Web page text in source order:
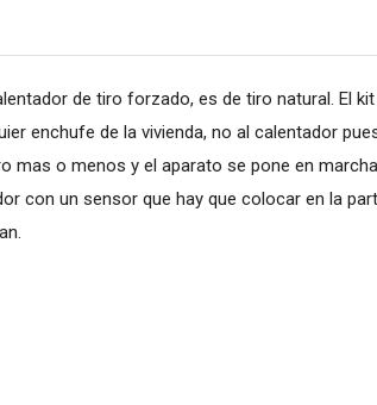
de tiro forzado, es de tiro natural. El
enchufe de la vivienda, no al calentador
mas o menos y el aparato se pone en
con un sensor que hay que colocar en la